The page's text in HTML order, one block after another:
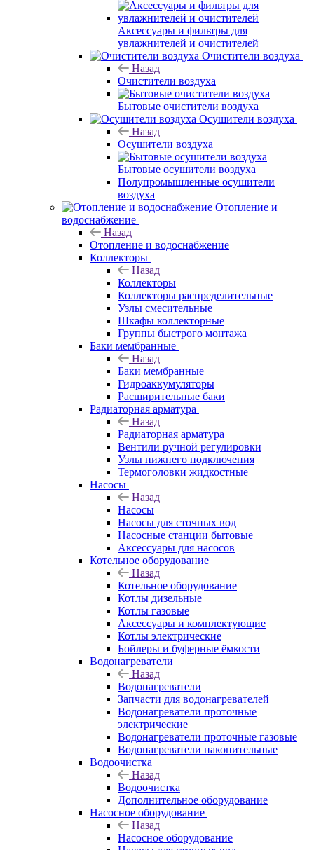
Аксессуары и фильтры для
увлажнителей и очистителей
Очистители воздуха
Назад
Очистители воздуха
Бытовые очистители воздуха
Осушители воздуха
Назад
Осушители воздуха
Бытовые осушители воздуха
Полупромышленные осушители
воздуха
Отопление и
водоснабжение
Назад
Отопление и водоснабжение
Коллекторы
Назад
Коллекторы
Коллекторы распределительные
Узлы смесительные
Шкафы коллекторные
Группы быстрого монтажа
Баки мембранные
Назад
Баки мембранные
Гидроаккумуляторы
Расширительные баки
Радиаторная арматура
Назад
Радиаторная арматура
Вентили ручной регулировки
Узлы нижнего подключения
Термоголовки жидкостные
Насосы
Назад
Насосы
Насосы для сточных вод
Насосные станции бытовые
Аксессуары для насосов
Котельное оборудование
Назад
Котельное оборудование
Котлы дизельные
Котлы газовые
Аксессуары и комплектующие
Котлы электрические
Бойлеры и буферные ёмкости
Водонагреватели
Назад
Водонагреватели
Запчасти для водонагревателей
Водонагреватели проточные
электрические
Водонагреватели проточные газовые
Водонагреватели накопительные
Водоочистка
Назад
Водоочистка
Дополнительное оборудование
Насосное оборудование
Назад
Насосное оборудование